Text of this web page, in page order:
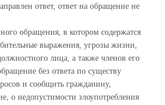
ответ, ответ на обращение не
обращения, в котором содержатся
выражения, угрозы жизни,
лица, а также членов его
без ответа по существу
и сообщить гражданину,
о недопустимости злоупотребления